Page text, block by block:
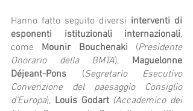
Hanno fatto seguito diversi interventi di
esponenti istituzionali internazionali,
come Mounir Bouchenaki (Presidente
Onorario della BMTA), Maguelonne
Déjeant-Pons (Segretario Esecutivo
Convenzione del paesaggio Consiglio
d’Europa), Louis Godart (Accademico dei